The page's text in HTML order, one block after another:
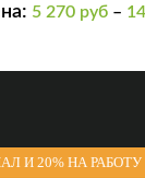
5 270 руб –
И 20% НА РАБОТУ